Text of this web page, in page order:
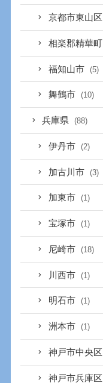
京都市東山区
相楽郡精華町
福知山市 (5)
舞鶴市 (10)
兵庫県 (88)
伊丹市 (2)
加古川市 (3)
加東市 (1)
宝塚市 (1)
尼崎市 (18)
川西市 (1)
明石市 (1)
洲本市 (1)
神戸市中央区
神戸市兵庫区